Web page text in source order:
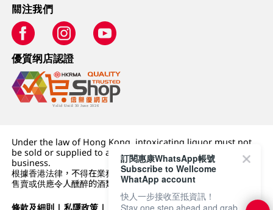
關注我們
優質纲店認證
Under the law of Hong Kong, intoxicating liquor must not
be sold or supplied to a minor (under 18) in the course of
business.
根據香港法律，不得在業務過程中，向未成年人 (18 歲以下人士)
售賣或供應令人醺醉的酒類。
條款及細則 |私隱政策 | DFI零售集團
訂閱惠康WhatsApp帳號
Subscribe to Wellcome
WhatApp account
快人一步接收至抵資訊！
Stay one step ahead and grab